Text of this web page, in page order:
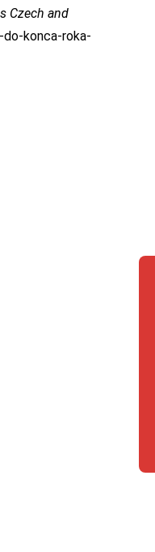
Czech and
konca-roka-